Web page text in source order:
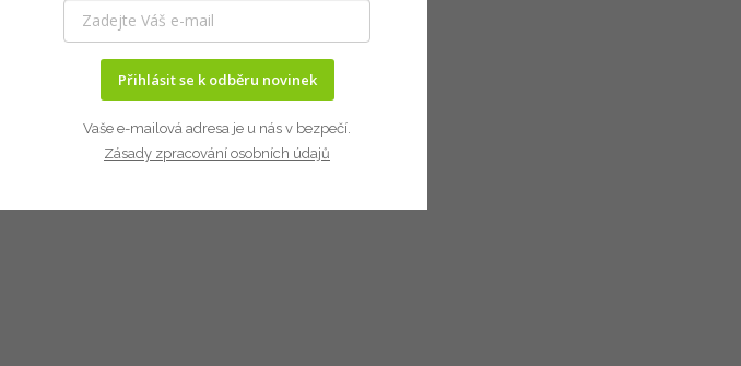
Přihlásit se k odběru novinek
Vaše e-mailová adresa je u nás v bezpečí.
Zásady zpracování osobních údajů